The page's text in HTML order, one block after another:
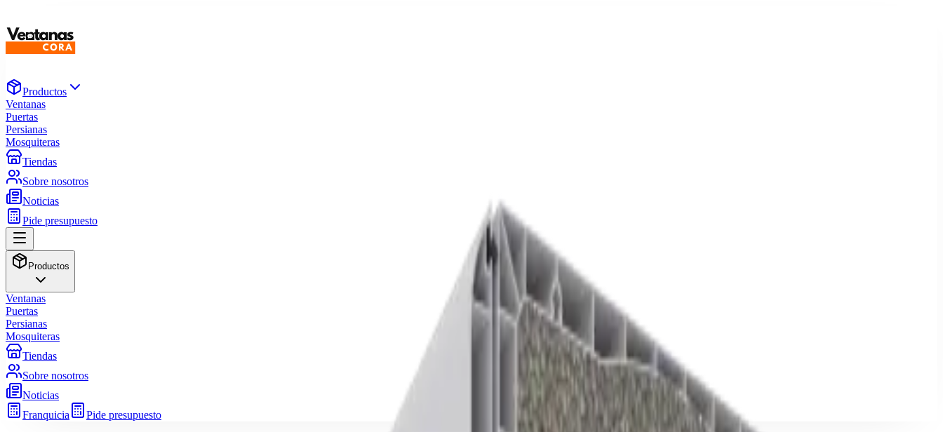
Productos
Ventanas
Puertas
Persianas
Mosquiteras
Tiendas
Sobre nosotros
Noticias
Pide presupuesto
Productos
Ventanas
Puertas
Persianas
Mosquiteras
Tiendas
Sobre nosotros
Noticias
Franquicia
Pide presupuesto